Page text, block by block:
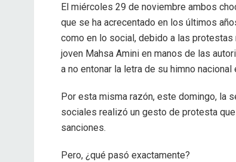
El miércoles 29 de noviembre ambos
que se ha acrecentado en los últimos
como en lo social, debido a las
joven Mahsa Amini en manos de las
a no entonar la letra de su himno nacional
Por esta misma razón, este domingo, la
sociales realizó un gesto de protesta
sanciones.
Pero, ¿qué pasó exactamente?